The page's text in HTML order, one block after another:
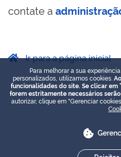
contate a
Ir para a página inicial
Para melhorar a sua
personalizados, utilizamos cookies.
funcionalidades do site. Se clicar em
forem estritamente necessários
autorizar, clique em "Gerenciar